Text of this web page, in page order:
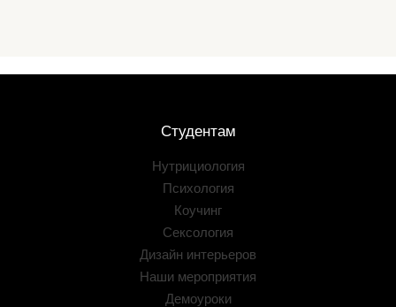
Студентам
Нутрициология
Психология
Коучинг
Сексология
Дизайн интерьеров
Наши мероприятия
Демоуроки